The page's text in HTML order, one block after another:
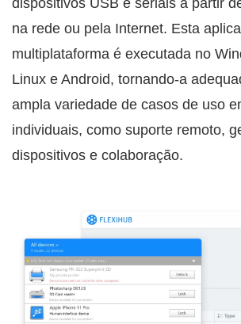
dispositivos USB e seriais a partir
na rede ou pela Internet. Esta
multiplataforma é executada no
Linux e Android, tornando-a
ampla variedade de casos de uso
individuais, como suporte remoto,
dispositivos e colaboração.